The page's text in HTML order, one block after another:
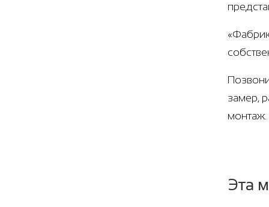
замер,
монтаж.
Эта